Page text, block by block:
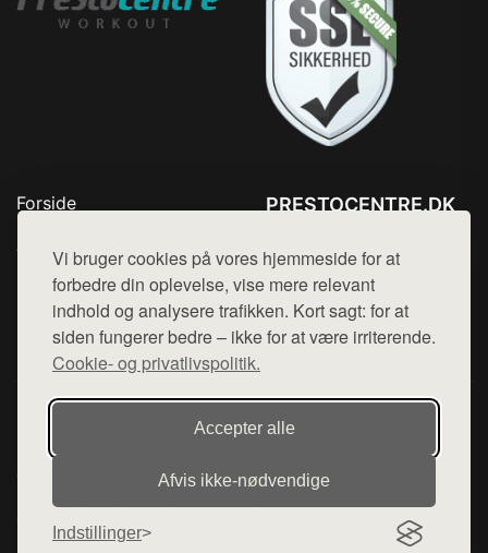
Vi bruger cookies på vores hjemmeside for at
forbedre din oplevelse, vise mere relevant
indhold og analysere trafikken. Kort sagt: for at
siden fungerer bedre – ikke for at være irriterende.
Cookie- og privatlivspolitik.
Accepter alle
Afvis ikke‑nødvendige
Indstillinger
Forside
Top Rabatter
Kontakt
PRESTOCENTRE.DK
Mail: hej@want.dk
Cookie- og privatlivspolitik
Denne side er en del af want.dk, der udgiver en række
hjemmesider med præsentation af forskellige produkter fra
diverse webshops. Der sælges ikke varer fra denne side - vi
henviser til de shops, som sælger varen. Vi har heller ikke
varerne på lager.